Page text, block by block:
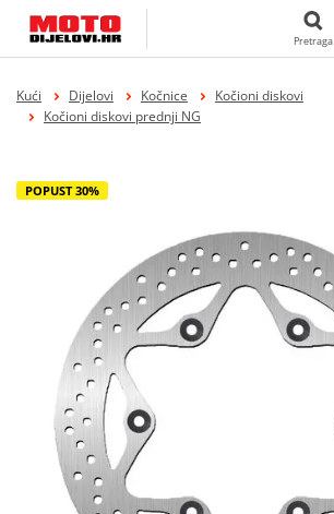
Pretraga
Kući Dijelovi Kočnice
Kočioni diskovi
Kočioni diskovi prednji NG
POPUST 30%